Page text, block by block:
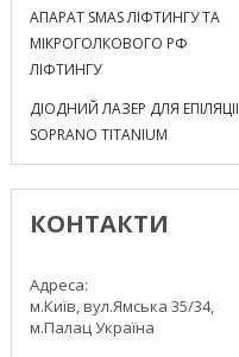
АПАРАТ SMAS ЛІФТИНГУ ТА
МІКРОГОЛКОВОГО РФ
ЛІФТИНГУ
ДІОДНИЙ ЛАЗЕР ДЛЯ ЕПІЛЯЦІІ
SOPRANO TITANIUM
КОНТАКТИ
Адреса:
м.Київ, вул.Ямська 35/34,
м.Палац Україна